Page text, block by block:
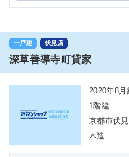
一戸建 伏見店
深草善導寺町貸家
2020年8月
1階建
京都市伏
木造